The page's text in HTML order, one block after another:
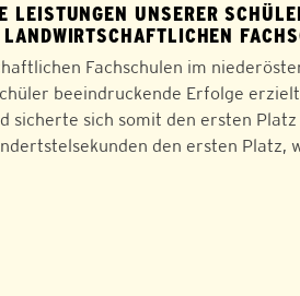
LEISTUNGEN UNSERER
Fachschulen im
beeindruckende Erfolge
sicherte sich somit den ersten
den ersten Platz,